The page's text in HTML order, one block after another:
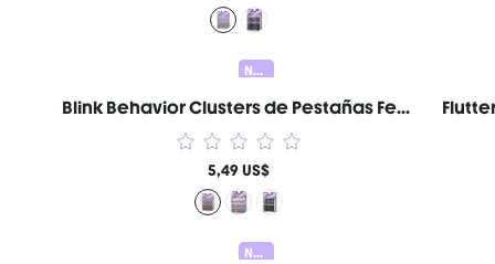
Nuevo
Blink Behavior Clusters de Pestañas Feather Wispy Ligeros Marca de Belleza Cosmética Maquillaje para Mujeres y Niñas
5,49 US$
Nuevo